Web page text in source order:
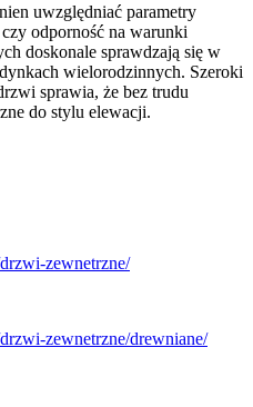
uwzględniać parametry
odporność na warunki
doskonale sprawdzają się w
wielorodzinnych. Szeroki
sprawia, że bez trudu
do stylu elewacji.
zewnetrzne/
zewnetrzne/drewniane/